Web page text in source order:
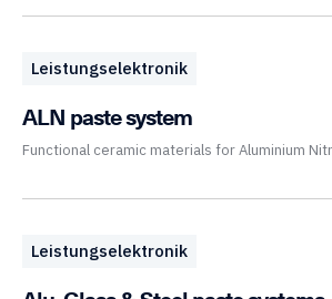
Leistungselektronik
ALN paste system
Functional ceramic materials for Aluminium
Leistungselektronik